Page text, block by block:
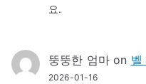
요.
뚱뚱한 엄마on 벨
2026-01-16